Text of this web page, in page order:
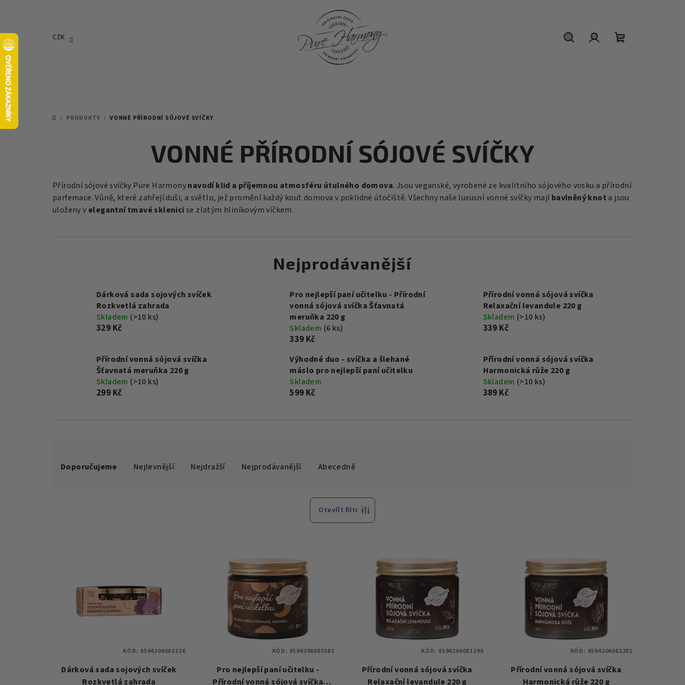
CZK
DOMŮ
/ PRODUKTY / VONNÉ PŘÍRODNÍ SÓJOVÉ SVÍČKY
VONNÉ PŘÍRODNÍ SÓJOVÉ SVÍČKY
Přírodní sójové svíčky Pure Harmonynavodí klid a příjemnou atmosféru útulného domova. Jsou veganské, vyrobené ze kvalitního sójového vosku a přírodní
parfemace.Vůně, které zahřejí duši, a světlo, jež promění každý kout domova v poklidné útočiště.Všechny naše luxusní vonné svíčky majíbavlněný knot a jsou
uloženy v elegantní tmavé sklenicise zlatým hliníkovým víčkem.
Nejprodávanější
Dárková sada sojových svíček
Rozkvetlá zahrada
Skladem (>10 ks)
329 Kč
Pro nejlepší paní učitelku - Přírodní
vonná sójová svíčka Šťavnatá
meruňka 220 g
Skladem (6 ks)
339 Kč
Přírodní vonná sójová svíčka
Relaxační levandule 220 g
Skladem (>10 ks)
339 Kč
Přírodní vonná sójová svíčka
Šťavnatá meruňka 220 g
Skladem (>10 ks)
299 Kč
Výhodné duo - svíčka a šlehané
máslo pro nejlepší paní učitelku
Skladem
599 Kč
Přírodní vonná sójová svíčka
Harmonická růže 220 g
Skladem (>10 ks)
389 Kč
a
k
Doporučujeme Nejlevnější Nejdražší Nejprodávanější Abecedně
Otevřít filtr
Dárková sada sojových svíček
Rozkvetlá zahrada
KÓD: 8594206082226
Pro nejlepší paní učitelku -
Přírodní vonná sójová svíčka
KÓD: 8594206083582
Přírodní vonná sójová svíčka
Relaxační levandule 220 g
KÓD: 8594206081298
Přírodní vonná sójová svíčka
Harmonická růže 220 g
KÓD: 8594206081281